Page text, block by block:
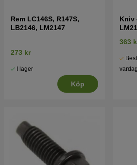
Rem LC146S, R147S,
LB2146, LM2147
273 kr
I lager
Köp
Kniv
363